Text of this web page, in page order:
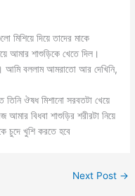
মিশিয়ে দিয়ে তাদের মাকে
আমার শাশুড়িকে খেতে দিল।
আমি বললাম আমরাতো আর দেখিনি,
ঔষধ মিশানো সরবতটা খেয়ে
বিধবা শাশুড়ির শরীরটা নিয়ে
চুদে খুশি করতে হবে
Next Post →